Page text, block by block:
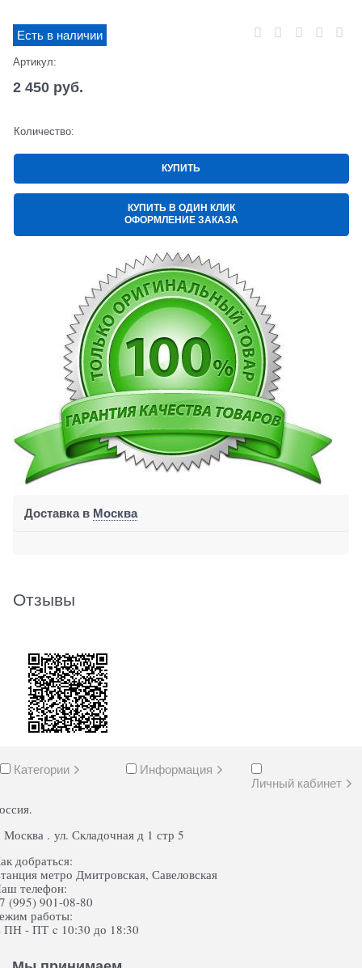
Есть в наличии
Артикул:
2 450 руб.
Количество:
КУПИТЬ
КУПИТЬ В ОДИН КЛИК
ОФОРМЛЕНИЕ ЗАКАЗА
Доставка в Москва
Отзывы
Категории
Информация
Личный кабинет
Москва . ул. Складочная д 1 стр 5
добраться:
метро Дмитровская, Савеловская
телефон:
(995) 901-08-80
работы:
ПН - ПТ c 10:30 до 18:30